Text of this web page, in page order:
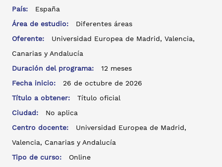
País:
España
Área de estudio:
Diferentes áreas
Oferente:
Universidad Europea de Madrid, Valencia,
Canarias y Andalucía
Duración del programa:
12 meses
Fecha inicio:
26 de octubre de 2026
Título a obtener:
Título oficial
Ciudad:
No aplica
Centro docente:
Universidad Europea de Madrid,
Valencia, Canarias y Andalucía
Tipo de curso:
Online